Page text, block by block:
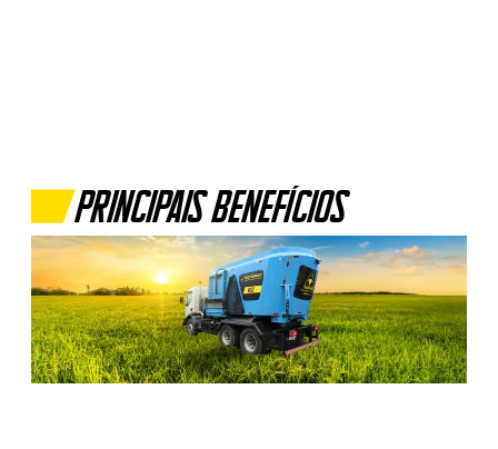
Principais Benefícios